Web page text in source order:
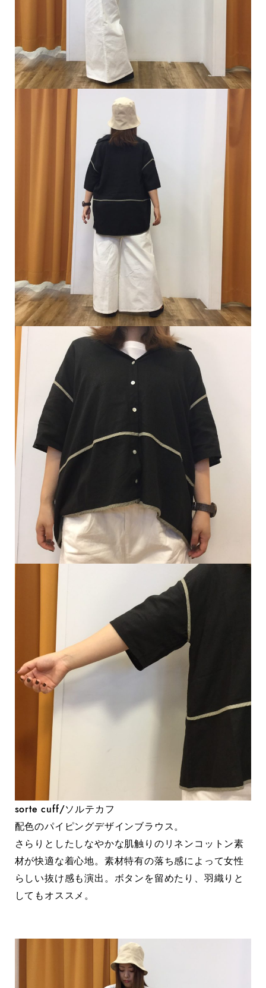
sorte cuff/ソルテカフ
配色のパイピングデザインブラウス。
さらりとしたしなやかな肌触りのリネンコットン素
材が快適な着心地。素材特有の落ち感によって女性
らしい抜け感も演出。ボタンを留めたり、羽織りと
してもオススメ。